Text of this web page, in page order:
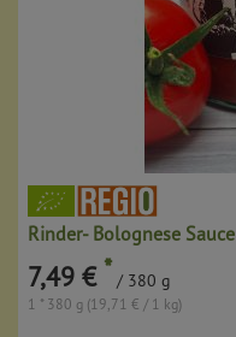
Rinder- Bolognese Sauce
7,49 € * / 380 g
1 * 380 g (19,71 € / 1 kg)